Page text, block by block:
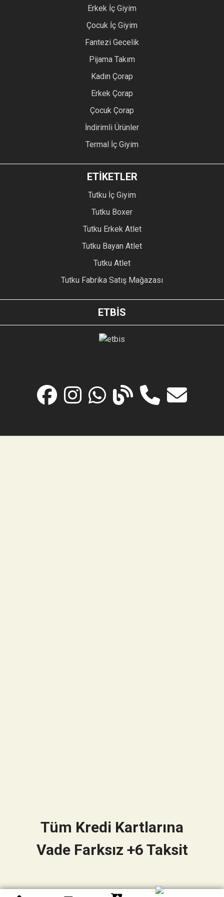
Erkek İç Giyim
Çocuk İç Giyim
Fantezi Gecelik
Pijama Takım
Kadın Çorap
Erkek Çorap
Çocuk Çorap
İndirimli Ürünler
Termal İç Giyim
ETİKETLER
Tutku İç Giyim
Tutku Boxer
Tutku Erkek Atlet
Tutku Bayan Atlet
Tutku Atlet
Tutku Fabrika Satış Mağazası
ETBİS
Tüm Kredi Kartlarına
Vade Farksız +6 Taksit